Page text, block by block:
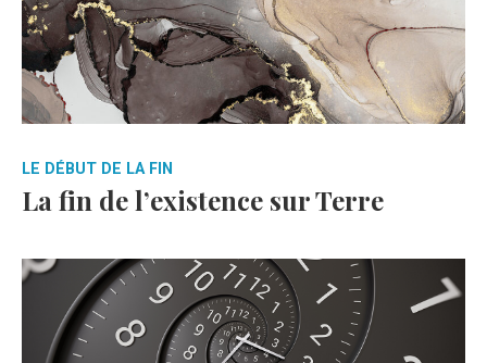
LE DÉBUT DE LA FIN
La fin de l’existence sur Terre